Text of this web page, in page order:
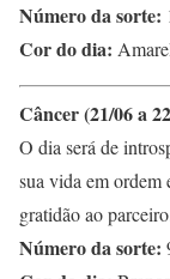
Número da sorte:
Cor do dia:
Câncer (21/06 a
O dia será de
sua vida em ordem
gratidão ao
Número da sorte: